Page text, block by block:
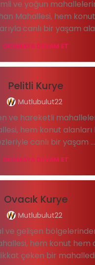
ve yoğun
Mahallesi, hem
canlı bir yaşam
OKUMAYA DEVAM ET
Pelitli Kurye
Mutlubulut22
ve hareketli
hem konut alanları
canlı bir yaşam ...
OKUMAYA DEVAM ET
Ovacık Kurye
Mutlubulut22
ve gelişen
hem konut hem
çeken bir